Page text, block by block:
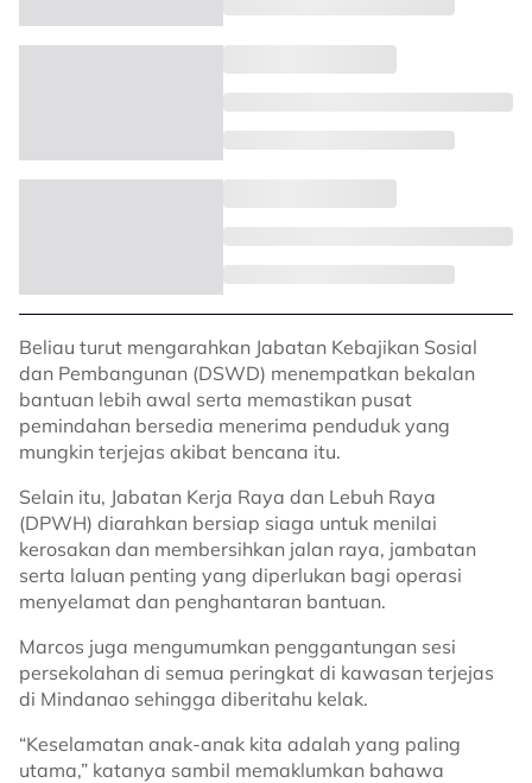
Beliau turut mengarahkan Jabatan Kebajikan Sosial
dan Pembangunan (DSWD) menempatkan bekalan
bantuan lebih awal serta memastikan pusat
pemindahan bersedia menerima penduduk yang
mungkin terjejas akibat bencana itu.
Selain itu, Jabatan Kerja Raya dan Lebuh Raya
(DPWH) diarahkan bersiap siaga untuk menilai
kerosakan dan membersihkan jalan raya, jambatan
serta laluan penting yang diperlukan bagi operasi
menyelamat dan penghantaran bantuan.
Marcos juga mengumumkan penggantungan sesi
persekolahan di semua peringkat di kawasan terjejas
di Mindanao sehingga diberitahu kelak.
“Keselamatan anak-anak kita adalah yang paling
utama,” katanya sambil memaklumkan bahawa